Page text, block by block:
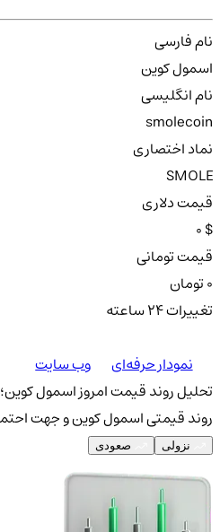
نام فارسی
اسمول کوین
نام انگلیسی
smolecoin
نماد اختصاری
SMOLE
قیمت دلاری
0 $
قیمت تومانی
تغییرات ۲۴ ساعته
نمودار حرفه‌ای
وب سایت
تحلیل روند قیمت امروز اسمول کوین؛
روند قیمتی اسمول کوین و جهت
نزولی صعودی